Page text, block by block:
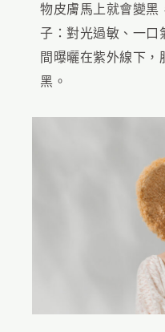
物皮膚馬上就會變黑
子：對光過敏、一口
間曝曬在紫外線下，
黑。